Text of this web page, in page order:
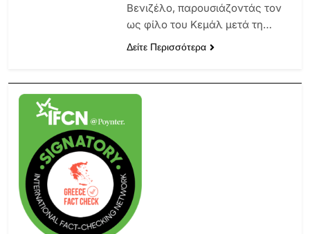
Βενιζέλο, παρουσιάζοντάς τον
ως φίλο του Κεμάλ μετά τη…
Δείτε Περισσότερα